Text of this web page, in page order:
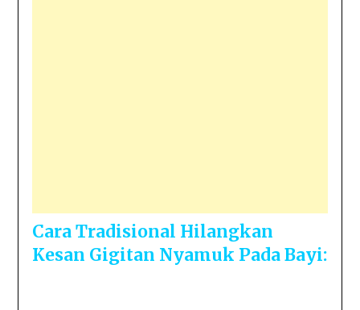
Cara Tradisional Hilangkan
Kesan Gigitan Nyamuk Pada Bayi: